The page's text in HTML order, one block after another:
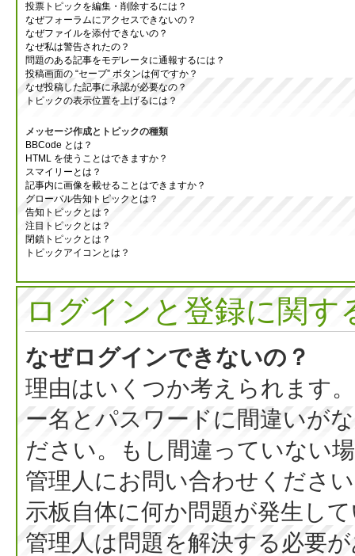
投票トピックを編集・削除するには？
なぜフォーラムにアクセスできないの？
なぜファイルを添付できないの？
なぜ私は警告されたの？
問題のある記事をモデレータに通報するには？
投稿画面の “セーブ” ボタンは何ですか？
なぜ投稿した記事に承認が必要なの？
トピックの表示位置を上げるには？
メッセージ作成とトピックの種類
BBCode とは？
HTML を使うことはできますか？
スマイリーとは？
記事内に画像を載せることはできますか？
グローバル告知トピックとは？
告知トピックとは？
注目トピックとは？
閉鎖トピックとは？
トピックアイコンとは？
ログインと登録に関す
なぜログインできないの？
理由はいくつか考えられます
ー名とパスワードに間違いが
ださい。もし間違っていない
管理人にお問い合わせくださ
示板自体に何か問題が発生し
管理人は問題を解決する必要